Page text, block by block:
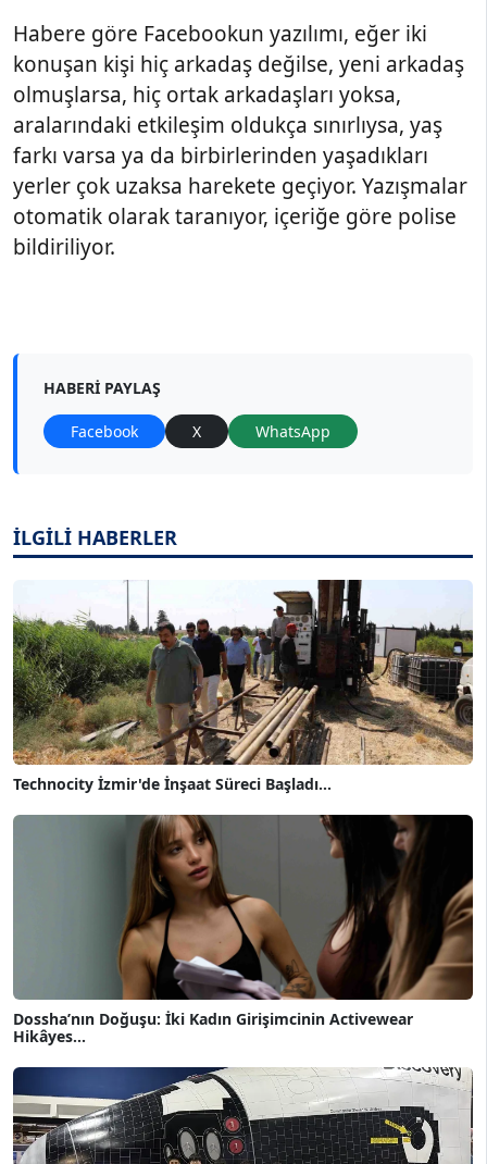
Habere göre Facebookun yazılımı, eğer iki
konuşan kişi hiç arkadaş değilse, yeni arkadaş
olmuşlarsa, hiç ortak arkadaşları yoksa,
aralarındaki etkileşim oldukça sınırlıysa, yaş
farkı varsa ya da birbirlerinden yaşadıkları
yerler çok uzaksa harekete geçiyor. Yazışmalar
otomatik olarak taranıyor, içeriğe göre polise
bildiriliyor.
HABERI PAYLAŞ
Facebook X WhatsApp
İLGİLİ HABERLER
Technocity İzmir'de İnşaat Süreci Başladı...
Dossha’nın Doğuşu: İki Kadın Girişimcinin Activewear
Hikâyes...